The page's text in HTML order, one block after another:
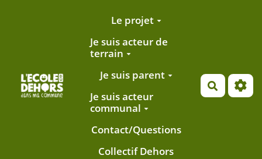
Aller au contenu principalLe projet
Je suis acteur de
terrain
Je suis parent
Je suis acteur
communal
Contact/Questions
Collectif Dehors